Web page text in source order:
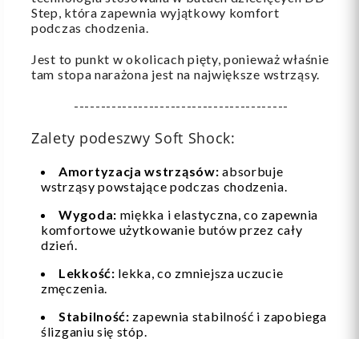
Step, która zapewnia wyjątkowy komfort
podczas chodzenia.
Jest to punkt w okolicach pięty, ponieważ właśnie
tam stopa narażona jest na największe wstrząsy.
----------------------------------------
Zalety podeszwy Soft Shock:
Amortyzacja wstrząsów: absorbuje
wstrząsy powstające podczas chodzenia.
Wygoda: miękka i elastyczna, co zapewnia
komfortowe użytkowanie butów przez cały
dzień.
Lekkość: lekka, co zmniejsza uczucie
zmęczenia.
Stabilność: zapewnia stabilność i zapobiega
ślizganiu się stóp.